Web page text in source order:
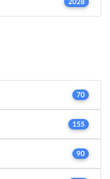
2028
70
155
90